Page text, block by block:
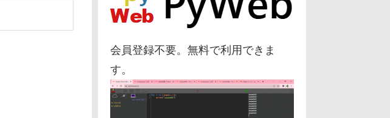
会員登録不要。無料で利用できま
す。